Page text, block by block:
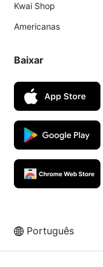
Kwai Shop
Americanas
Baixar
Português